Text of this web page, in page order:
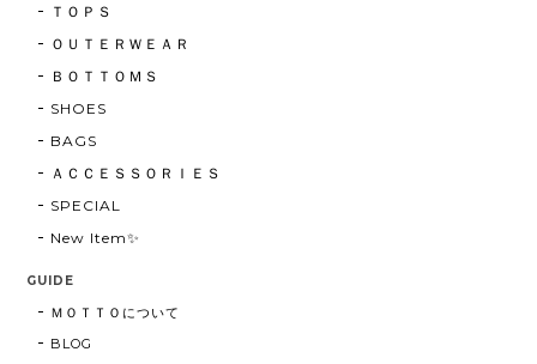
ＴＯＰＳ
ＯＵＴＥＲＷＥＡＲ
ＢＯＴＴＯＭＳ
SHOES
BAGS
ＡＣＣＥＳＳＯＲＩＥＳ
SPECIAL
New Item✨
GUIDE
ＭＯＴＴＯについて
BLOG